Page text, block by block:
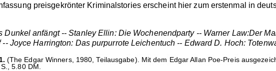
preisgekrönter Kriminalstories erscheint hier zum erstenmal in
Dunkel anfängt -- Stanley Ellin: Die Wochenendparty -- Warner Law:Der
Joyce Harrington: Das purpurrote Leichentuch -- Edward D. Hoch:
(The Edgar Winners, 1980, Teilausgabe). Mit dem Edgar Allan Poe-Preis
5.80 DM.